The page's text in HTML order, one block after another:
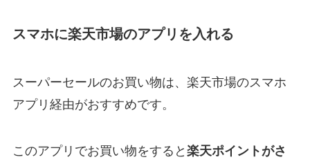
スマホに楽天市場のアプリを入れる
スーパーセールのお買い物は、楽天市場のスマホ
アプリ経由がおすすめです。
このアプリでお買い物をすると 楽天ポイントがさ